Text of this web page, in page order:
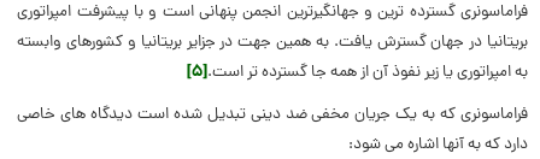
فراماسونری گسترده ترین و جهانگیرترین انجمن پنهانی است و با پیشرفت امپراتوری
بریتانیا در جهان گسترش یافت. به همین جهت در جزایر بریتانیا و کشورهای وابسته
به امپراتوری یا زیر نفوذ آن از همه جا گسترده تر است.[۵]
فراماسونری که به یک جریان مخفی ضد دینی تبدیل شده است دیدگاه های خاصی
دارد که به آنها اشاره می شود: